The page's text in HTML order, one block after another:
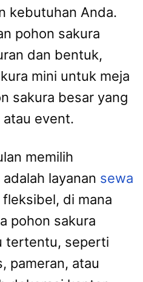
kebutuhan Anda.
pohon sakura
dan bentuk,
mini untuk meja
sakura besar yang
event.
memilih
layanan sewa
fleksibel, di mana
pohon sakura
tertentu, seperti
pameran, atau